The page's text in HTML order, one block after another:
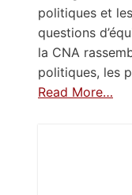
politiques et
questions
la CNA
politiques, les
Read More…